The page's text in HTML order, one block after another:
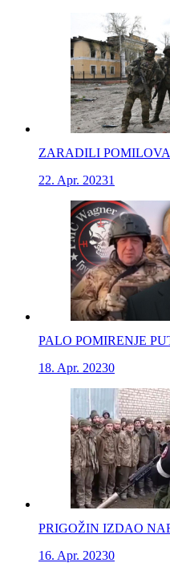
ZARADILI
22. Apr. 20231
PALO POMIRENJE
18. Apr. 20230
PRIGOŽIN IZDAO
16. Apr. 20230